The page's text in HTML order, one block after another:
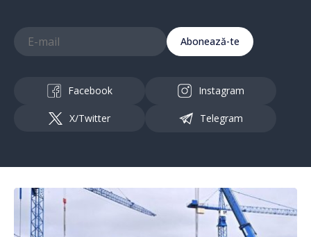
Abonează-te
Facebook Instagram
X/Twitter Telegram